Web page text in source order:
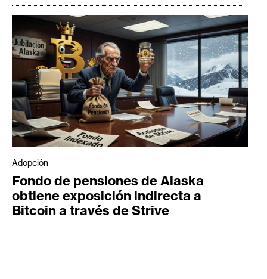
Adopción
Fondo de pensiones de Alaska
obtiene exposición indirecta a
Bitcoin a través de Strive